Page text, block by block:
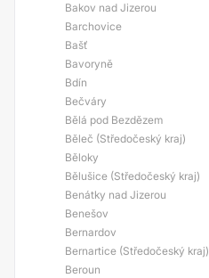
Bakov nad Jizerou
Barchovice
Bašť
Bavoryně
Bdín
Bečváry
Bělá pod Bezdězem
Běleč (Středočeský kraj)
Běloky
Bělušice (Středočeský kraj)
Benátky nad Jizerou
Benešov
Bernardov
Bernartice (Středočeský kraj)
Beroun